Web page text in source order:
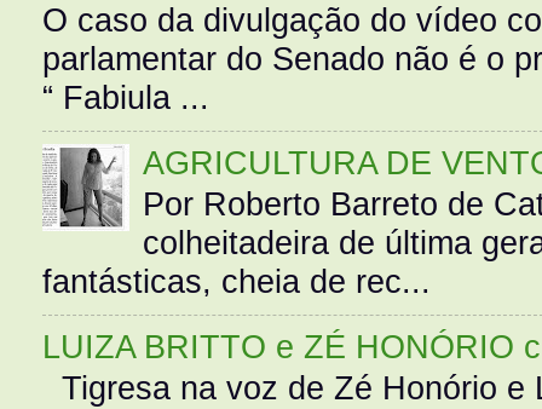
O caso da divulgação do vídeo
parlamentar do Senado não é o
“ Fabiula ...
AGRICULTURA DE
Por Roberto Barreto de
colheitadeira de última
fantásticas, cheia de rec...
LUIZA BRITTO e ZÉ HONÓRIO
Tigresa na voz de Zé Honório